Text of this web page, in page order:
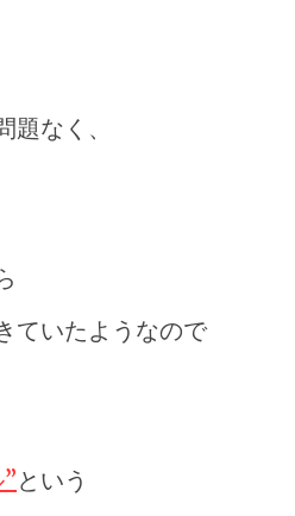
題なく、
ていたようなので
という